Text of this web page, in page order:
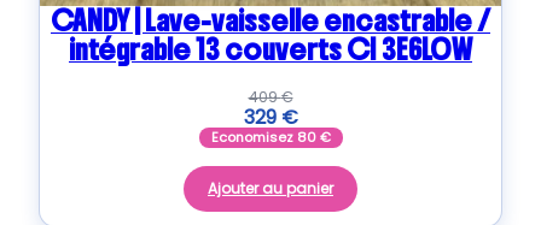
CANDY | Lave-vaisselle encastrable /
intégrable 13 couverts CI 3E6L0W
409€
329 €
Economisez 80€
Ajouter au panier